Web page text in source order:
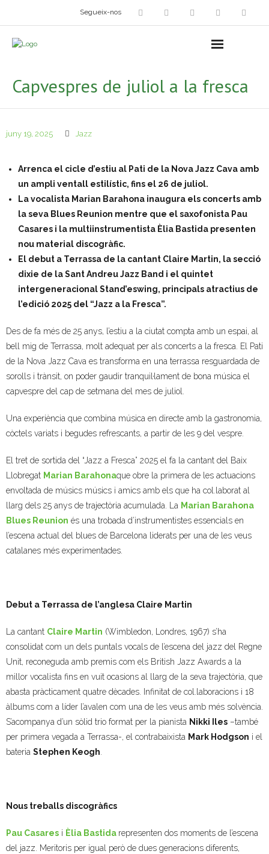
Segueix-nos
- Exposicions
Grup Fotogràfic
Cine-Club
Grup de Teatre
- Muntatges presentats
- Nova Jazz Cava
Música clàssica i coral
- Cor Montserrat
- Concerts
- Concurs Montserrat Alavedra
Literatura i debat
- Laboratori Creatiu
Capvespres de juliol a la fresca
juny 19, 2025 Jazz
Arrenca el cicle d’estiu al Pati de la Nova Jazz Cava amb
un ampli ventall estilístic, fins el 26 de juliol.
La vocalista Marian Barahona inaugura els concerts amb
la seva Blues Reunion mentre que el saxofonista Pau
Casares i la multiinstrumentista Èlia Bastida presenten
nou material discogràfic.
El debut a Terrassa de la cantant Claire Martin, la secció
dixie de la Sant Andreu Jazz Band i el quintet
intergeneracional Stand’eswing, principals atractius de
l’edició 2025 del “Jazz a la Fresca”.
Des de fa més de 25 anys, l’estiu a la ciutat compta amb un espai, al
bell mig de Terrassa, molt adequat per als concerts a la fresca. El Pati
de la Nova Jazz Cava es transforma en una terrassa resguardada de
sorolls i trànsit, on poder gaudir tranquil·lament de bona música el
capvespre del cap de setmana del mes de juliol.
Una experiència que combina música en directe amb la gastronomia,
còctels variats i begudes refrescants, a partir de les 9 del vespre.
El tret de sortida del “Jazz a Fresca” 2025 el fa la cantant del Baix
Llobregat Marian Barahonaque obre la primera de les actuacions
envoltada de músics músics i amics amb els que ha col.laborat al
llarg dels 25 anys de trajectòria acumulada. La Marian Barahona
Blues Reunion és una trobada d’instrumentistes essencials en
l’escena actual del blues de Barcelona liderats per una de les veus
catalanes més experimentades.
Debut a Terrassa de l’anglesa Claire Martin
La cantant Claire Martin (Wimbledon, Londres, 1967) s’ha
consolidat com un dels puntals vocals de l’escena del jazz del Regne
Unit, reconeguda amb premis com els British Jazz Awards a la
millor vocalista fins en vuit ocasions al llarg de la seva trajectòria, que
abasta pràcticament quatre dècades. Infinitat de col.laboracions i 18
àlbums com a líder l’avalen com una de les veus amb més solvència.
S’acompanya d’un sòlid trio format per la pianista Nikki Iles –també
per primera vegada a Terrassa-, el contrabaixista Mark Hodgson i el
bateria Stephen Keogh
Nous treballs discogràfics
Pau Casares i Èlia Bastida representen dos moments de l’escena
del jazz. Meritoris per igual però de dues generacions diferents,